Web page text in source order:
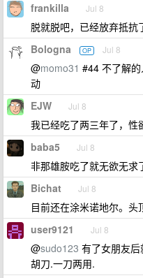
frankilla Jul 8
脱就脱吧，已经放弃抵抗
Bologna OP Jul 8
@momo31 #44 不了解
动
EJW Jul 8
我已经吃了两三年了，性
baba5 Jul 8
非那雄胺吃了就无欲无求
Bichat Jul 8
目前还在涂米诺地尔。
user9121 Jul 8
@sudo123 有了女朋友
胡刀.一刀两用.